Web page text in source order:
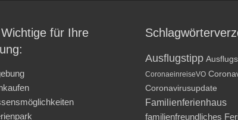
für Ihre
Ausflugstipp
CoronaeinreiseVO
Coronavirusupdate
Familienferienhaus
familienfreundliches